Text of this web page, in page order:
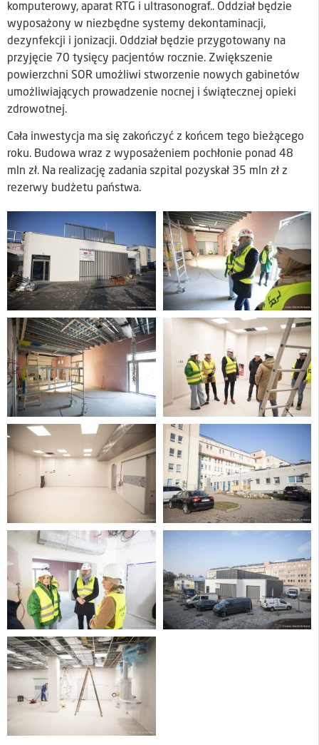
komputerowy, aparat RTG i ultrasonograf.. Oddział będzie
wyposażony w niezbędne systemy dekontaminacji,
dezynfekcji i jonizacji. Oddział będzie przygotowany na
przyjęcie 70 tysięcy pacjentów rocznie. Zwiększenie
powierzchni SOR umożliwi stworzenie nowych gabinetów
umożliwiających prowadzenie nocnej i świątecznej opieki
zdrowotnej.
Cała inwestycja ma się zakończyć z końcem tego bieżącego
roku. Budowa wraz z wyposażeniem pochłonie ponad 48
mln zł. Na realizację zadania szpital pozyskał 35 mln zł z
rezerwy budżetu państwa.